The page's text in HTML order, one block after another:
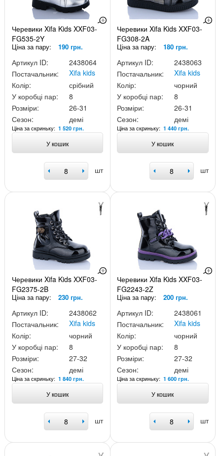
Черевики Xifa Kids XXF03-
FG535-2Y
Ціна за пару: 190 грн.
Артикул ID:
2438064
Постачальник:
Xifa kids
Колір:
срібний
У коробці пар:
8
Розміри:
26-31
Сезон:
демі
Ціна за скриньку: 1 520 грн.
У кошик
шт
Черевики Xifa Kids XXF03-
FG308-2A
Ціна за пару: 180 грн.
Артикул ID:
2438063
Постачальник:
Xifa kids
Колір:
чорний
У коробці пар:
8
Розміри:
26-31
Сезон:
демі
Ціна за скриньку:1 440 грн.
У кошик
шт
Черевики Xifa Kids XXF03-
FG2375-2B
Ціна за пару: 230 грн.
Артикул ID:
2438062
Постачальник:
Xifa kids
Колір:
чорний
У коробці пар:
8
Розміри:
27-32
Сезон:
демі
Ціна за скриньку: 1 840 грн.
У кошик
шт
Черевики Xifa Kids XXF03-
FG2243-2Z
Ціна за пару: 200 грн.
Артикул ID:
2438061
Постачальник:
Xifa kids
Колір:
чорний
У коробці пар:
8
Розміри:
27-32
Сезон:
демі
Ціна за скриньку:1 600 грн.
У кошик
шт